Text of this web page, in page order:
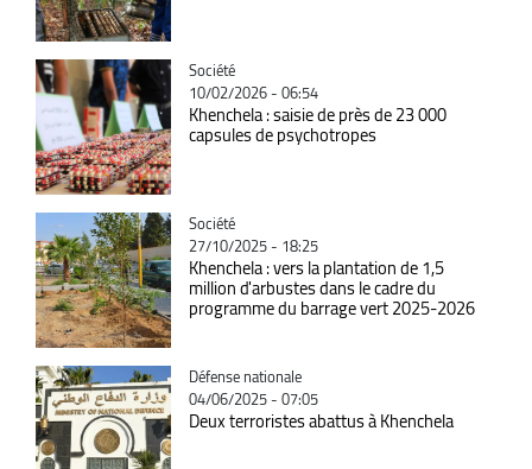
Catégorie
Société
10/02/2026 - 06:54
Khenchela : saisie de près de 23 000
capsules de psychotropes
Catégorie
Société
27/10/2025 - 18:25
Khenchela : vers la plantation de 1,5
million d'arbustes dans le cadre du
programme du barrage vert 2025-2026
Catégorie
Défense nationale
04/06/2025 - 07:05
Deux terroristes abattus à Khenchela